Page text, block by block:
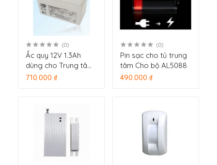
(0)
Ắc quy 12V 1.3Ah
dùng cho Trung tâm
6088GSM
710.000 ₫
(0)
Pin sạc cho tủ trung
tâm Cho bộ AL5088
490.000 ₫